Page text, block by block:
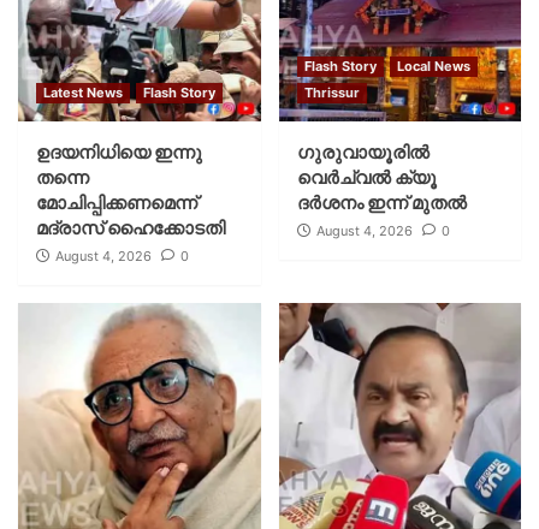
Latest News Flash Story
ഉദയനിധിയെ ഇന്നു
തന്നെ
മോചിപ്പിക്കണമെന്ന്
മദ്രാസ് ഹൈക്കോടതി
August 4, 2026 0
Flash Story
Local News
Thrissur
ഗുരുവായൂരില്‍
വെര്‍ച്വല്‍ ക്യൂ
ദര്‍ശനം ഇന്ന് മുതല്‍
August 4, 2026 0